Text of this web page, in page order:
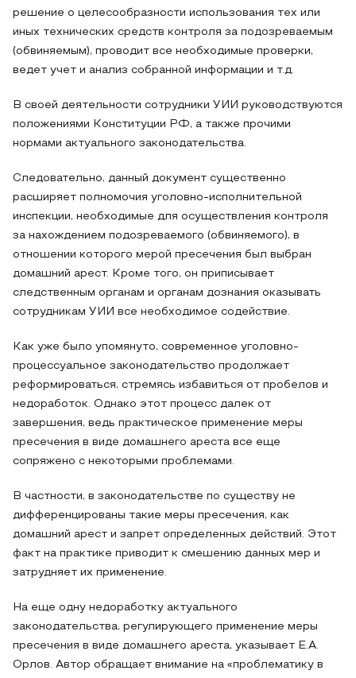
решение о целесообразности использования тех или
иных технических средств контроля за подозреваемым
(обвиняемым), проводит все необходимые проверки,
ведет учет и анализ собранной информации и т.д.
В своей деятельности сотрудники УИИ руководствуются
положениями Конституции РФ, а также прочими
нормами актуального законодательства.
Следовательно, данный документ существенно
расширяет полномочия уголовно-исполнительной
инспекции, необходимые для осуществления контроля
за нахождением подозреваемого (обвиняемого), в
отношении которого мерой пресечения был выбран
домашний арест. Кроме того, он приписывает
следственным органам и органам дознания оказывать
сотрудникам УИИ все необходимое содействие.
Как уже было упомянуто, современное уголовно-
процессуальное законодательство продолжает
реформироваться, стремясь избавиться от пробелов и
недоработок. Однако этот процесс далек от
завершения, ведь практическое применение меры
пресечения в виде домашнего ареста все еще
сопряжено с некоторыми проблемами.
В частности, в законодательстве по существу не
дифференцированы такие меры пресечения, как
домашний арест и запрет определенных действий. Этот
факт на практике приводит к смешению данных мер и
затрудняет их применение.
На еще одну недоработку актуального
законодательства, регулирующего применение меры
пресечения в виде домашнего ареста, указывает Е.А.
Орлов. Автор обращает внимание на «проблематику в